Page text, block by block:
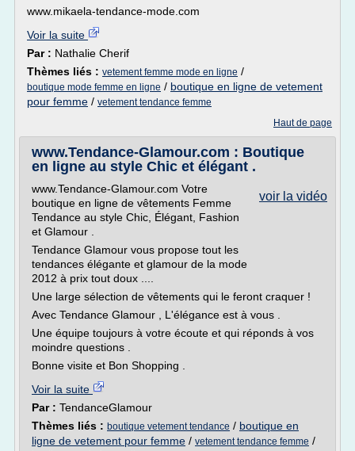
www.mikaela-tendance-mode.com
Voir la suite
Par : Nathalie Cherif
Thèmes liés : vetement femme mode en ligne /
boutique mode femme en ligne / boutique en ligne de vetement
pour femme / vetement tendance femme
Haut de page
www.Tendance-Glamour.com : Boutique
en ligne au style Chic et élégant .
voir la vidéo
www.Tendance-Glamour.com Votre
boutique en ligne de vêtements Femme
Tendance au style Chic, Élégant, Fashion
et Glamour .
Tendance Glamour vous propose tout les
tendances élégante et glamour de la mode
2012 à prix tout doux ....
Une large sélection de vêtements qui le feront craquer !
Avec Tendance Glamour , L'élégance est à vous .
Une équipe toujours à votre écoute et qui réponds à vos
moindre questions .
Bonne visite et Bon Shopping .
Voir la suite
Par : TendanceGlamour
Thèmes liés : boutique vetement tendance / boutique en
ligne de vetement pour femme / vetement tendance femme /